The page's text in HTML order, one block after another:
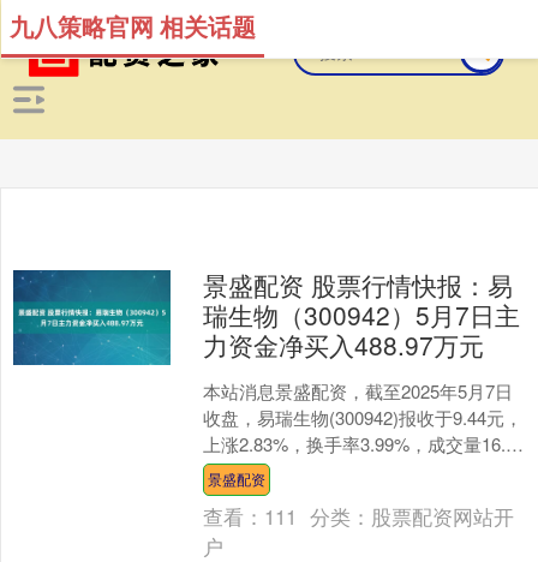
九八策略官网 相关话题
景盛配资 股票行情快报：易
瑞生物（300942）5月7日主
力资金净买入488.97万元
本站消息景盛配资，截至2025年5月7日
收盘，易瑞生物(300942)报收于9.44元，
上涨2.83%，换手率3.99%，成交量16.01
万手，成交额1.54亿....
景盛配资
查看： 111 分类： 股票配资网站开
户